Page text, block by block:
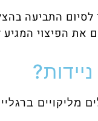
לסיום התביעה
מליקויים